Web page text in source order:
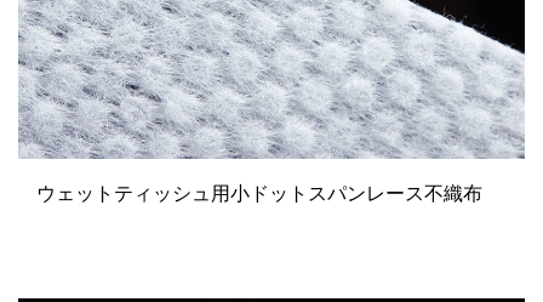
ウェットティッシュ用小ドットスパンレース不織布